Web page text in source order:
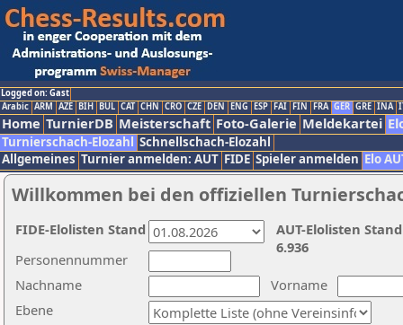
Logged on: Gast
Arabic ARM AZE BIH BUL CAT CHN CRO CZE DEN ENG ESP FAI FIN FRA GER GRE INA
Home TurnierDB Meisterschaft Foto-Galerie Meldekartei
Turnierschach-Elozahl Schnellschach-Elozahl
Allgemeines Turnier anmelden: AUT FIDE Spieler anmelden Elo
Willkommen bei den offiziellen
Nachname
Vorname
Ebene
Personennummer
AUT-Elolisten
6.936
FIDE-Elolisten Stand